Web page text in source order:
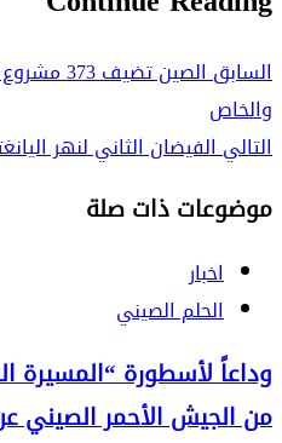
السابق
الصين
والخاص
التاليالفيضان الثاني لنهر
موضوعات ذات صلة
اخبار
الحلم الصيني
وداعاً لأسطورة “المسيرة
من الجيش الأحمر الصيني عن 105